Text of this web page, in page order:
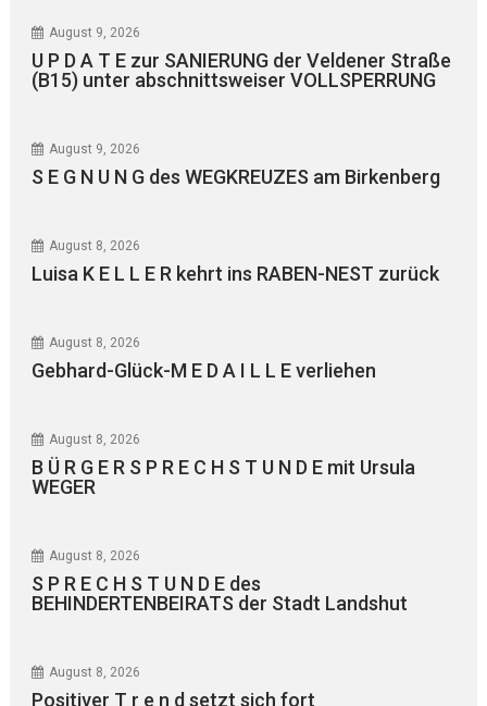
August 9, 2026
U P D A T E zur SANIERUNG der Veldener Straße
(B15) unter abschnittsweiser VOLLSPERRUNG
August 9, 2026
S E G N U N G des WEGKREUZES am Birkenberg
August 8, 2026
Luisa K E L L E R kehrt ins RABEN-NEST zurück
August 8, 2026
Gebhard-Glück-M E D A I L L E verliehen
August 8, 2026
B Ü R G E R S P R E C H S T U N D E mit Ursula
WEGER
August 8, 2026
S P R E C H S T U N D E des
BEHINDERTENBEIRATS der Stadt Landshut
August 8, 2026
Positiver T r e n d setzt sich fort